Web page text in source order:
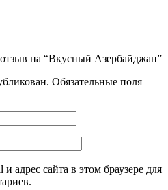
на “Вкусный Азербайджан”
Обязательные поля
адрес сайта в этом браузере для